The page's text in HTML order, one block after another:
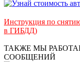
Инструкция по снятию
в ГИБДД)
ТАКЖЕ МЫ
СООБЩЕНИЙ